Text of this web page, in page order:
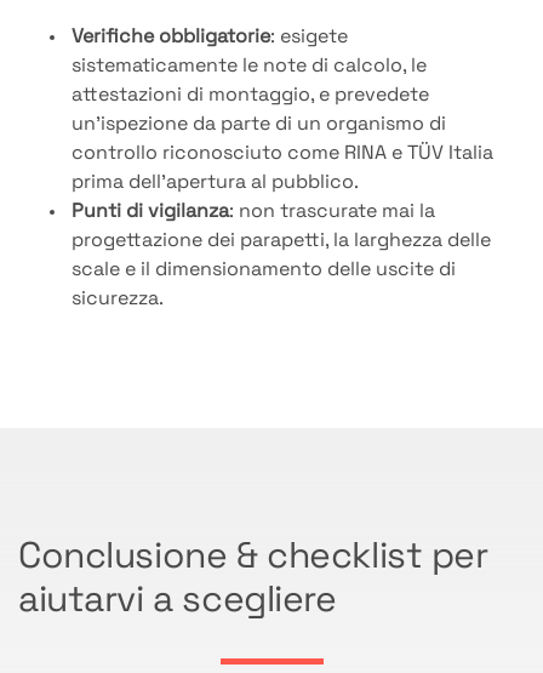
Verifiche obbligatorie: esigete
sistematicamente le note di calcolo, le
attestazioni di montaggio, e prevedete
un’ispezione da parte di un organismo di
controllo riconosciuto come RINA e TÜV Italia
prima dell’apertura al pubblico.
Punti di vigilanza: non trascurate mai la
progettazione dei parapetti, la larghezza delle
scale e il dimensionamento delle uscite di
sicurezza.
Conclusione & checklist per
aiutarvi a scegliere